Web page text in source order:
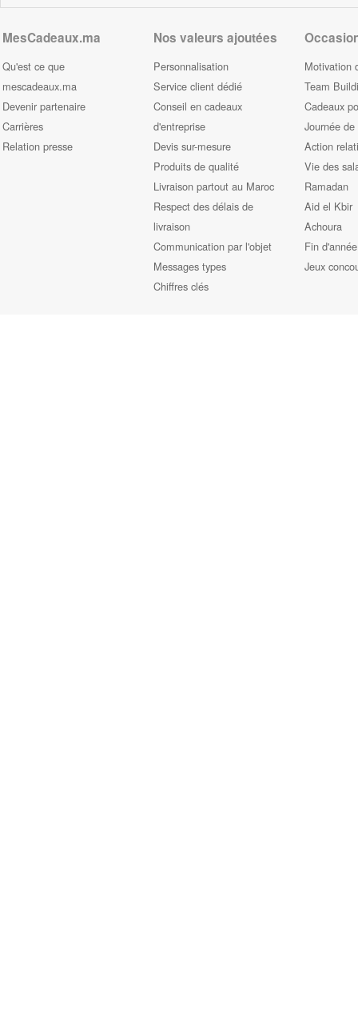
MesCadeaux.ma
Qu'est ce que
mescadeaux.ma
Devenir partenaire
Carrières
Relation presse
Nos valeurs ajoutées
Personnalisation
Service client dédié
Conseil en cadeaux
d'entreprise
Devis sur-mesure
Produits de qualité
Livraison partout au Maroc
Respect des délais de
livraison
Communication par l'objet
Messages types
Chiffres clés
Motivation
Team
Cadeaux
Journée
Action
Vie des
Ramadan
Aid el Kbir
Achoura
Fin d'année
Jeux